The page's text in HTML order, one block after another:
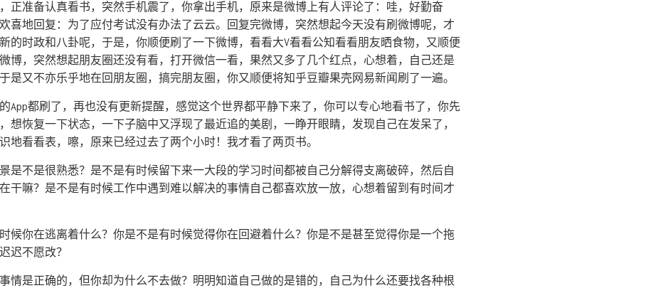
正准备认真看书，突然手机震了，你拿出手机，原来是微博上有人评论了：哇，好勤奋
喜地回复：为了应付考试没有办法了云云。回复完微博，突然想起今天没有刷微博呢，才
的时政和八卦呢，于是，你顺便刷了一下微博，看看大V看看公知看看朋友晒食物，又顺便
博，突然想起朋友圈还没有看，打开微信一看，果然又多了几个红点，心想着，自己还是
是又不亦乐乎地在回朋友圈，搞完朋友圈，你又顺便将知乎豆瓣果壳网易新闻刷了一遍。
App都刷了，再也没有更新提醒，感觉这个世界都平静下来了，你可以专心地看书了，你先
想恢复一下状态，一下子脑中又浮现了最近追的美剧，一睁开眼睛，发现自己在发呆了，
地看看表，嚓，原来已经过去了两个小时！我才看了两页书。
是不是很熟悉？是不是有时候留下来一大段的学习时间都被自己分解得支离破碎，然后自
干嘛？是不是有时候工作中遇到难以解决的事情自己都喜欢放一放，心想着留到有时间才
候你在逃离着什么？你是不是有时候觉得你在回避着什么？你是不是甚至觉得你是一个拖
迟不愿改？
情是正确的，但你却为什么不去做？明明知道自己做的是错的，自己为什么还要找各种根